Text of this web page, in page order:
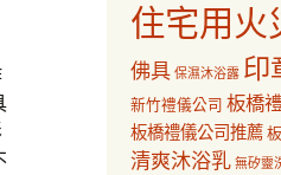
住宅用火
佛具 保濕沐浴露 印
新竹禮儀公司 板橋
板橋禮儀公司推薦
清爽沐浴乳 無矽靈